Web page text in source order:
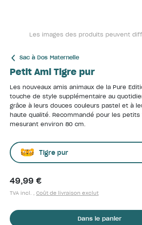
Les images des produits peuvent
Sac à Dos Maternelle
Petit Ami Tigre pur
Les nouveaux amis animaux de la Pure
touche de style supplémentaire au
grâce à leurs douces couleurs pastel et à
haute qualité. Recommandé pour les
mesurant environ 80 cm.
Tigre pur
49,99 €
TVA incl. , Coût de livraison exclut
Dans le panier